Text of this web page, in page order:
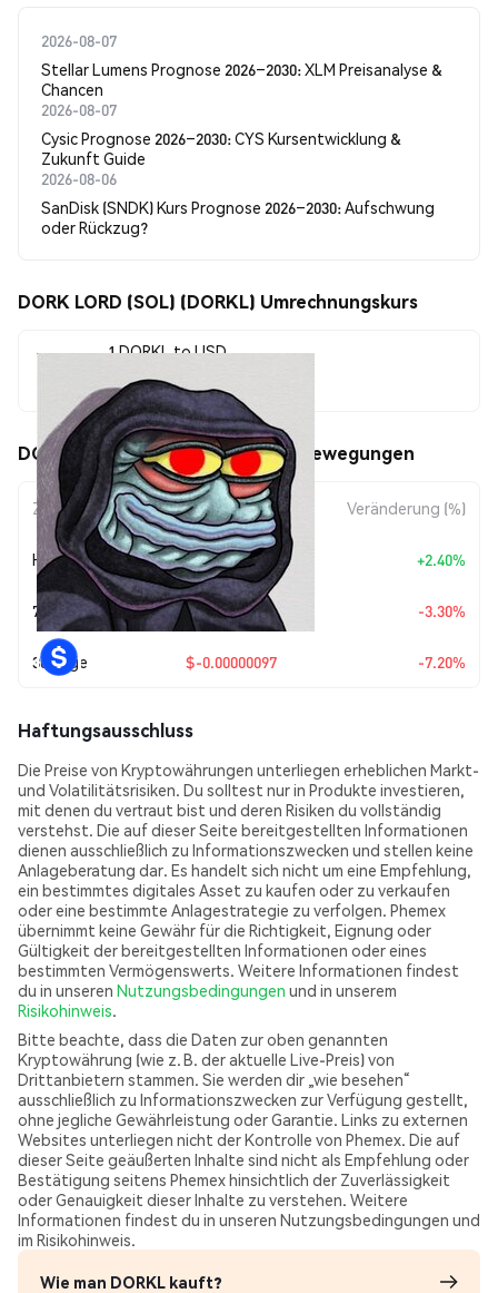
2026-08-07
Stellar Lumens Prognose 2026–2030: XLM Preisanalyse &
Chancen
2026-08-07
Cysic Prognose 2026–2030: CYS Kursentwicklung &
Zukunft Guide
2026-08-06
SanDisk (SNDK) Kurs Prognose 2026–2030: Aufschwung
oder Rückzug?
DORK LORD (SOL) (DORKL) Umrechnungskurs
1 DORKL to USD
$0.00001245
DORK LORD (SOL) (DORKL) Kursbewegungen
Zeitraum Betragsänderung Veränderung (%)
Heute +$0.00000029 +2.40%
7 Tage $-0.00000042 -3.30%
30 Tage $-0.00000097 -7.20%
Haftungsausschluss
Die Preise von Kryptowährungen unterliegen erheblichen Markt-
und Volatilitätsrisiken. Du solltest nur in Produkte investieren,
mit denen du vertraut bist und deren Risiken du vollständig
verstehst. Die auf dieser Seite bereitgestellten Informationen
dienen ausschließlich zu Informationszwecken und stellen keine
Anlageberatung dar. Es handelt sich nicht um eine Empfehlung,
ein bestimmtes digitales Asset zu kaufen oder zu verkaufen
oder eine bestimmte Anlagestrategie zu verfolgen. Phemex
übernimmt keine Gewähr für die Richtigkeit, Eignung oder
Gültigkeit der bereitgestellten Informationen oder eines
bestimmten Vermögenswerts. Weitere Informationen findest
du in unseren Nutzungsbedingungen und in unserem
Risikohinweis.
Bitte beachte, dass die Daten zur oben genannten
Kryptowährung (wie z. B. der aktuelle Live-Preis) von
Drittanbietern stammen. Sie werden dir „wie besehen“
ausschließlich zu Informationszwecken zur Verfügung gestellt,
ohne jegliche Gewährleistung oder Garantie. Links zu externen
Websites unterliegen nicht der Kontrolle von Phemex. Die auf
dieser Seite geäußerten Inhalte sind nicht als Empfehlung oder
Bestätigung seitens Phemex hinsichtlich der Zuverlässigkeit
oder Genauigkeit dieser Inhalte zu verstehen. Weitere
Informationen findest du in unseren Nutzungsbedingungen und
im Risikohinweis.
Wie man DORKL kauft?